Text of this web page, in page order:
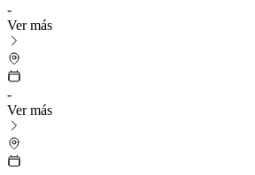
-
Ver más
-
Ver más